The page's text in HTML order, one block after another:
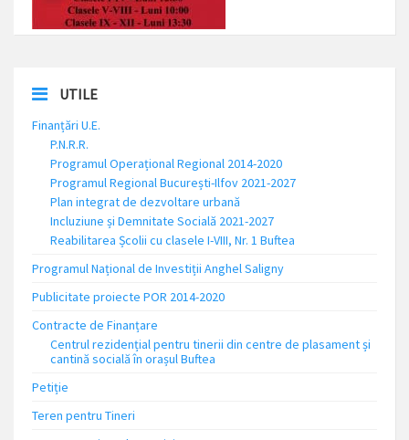
UTILE
Finanțări U.E.
P.N.R.R.
Programul Operațional Regional 2014-2020
Programul Regional București-Ilfov 2021-2027
Plan integrat de dezvoltare urbană
Incluziune și Demnitate Socială 2021-2027
Reabilitarea Școlii cu clasele I-VIII, Nr. 1 Buftea
Programul Național de Investiții Anghel Saligny
Publicitate proiecte POR 2014-2020
Contracte de Finanțare
Centrul rezidențial pentru tinerii din centre de plasament și
cantină socială în orașul Buftea
Petiție
Teren pentru Tineri